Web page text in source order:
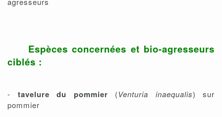
Espèces concernées et bio-agresseurs
ciblés :
- tavelure du pommier (Venturia inaequalis) sur
pommier